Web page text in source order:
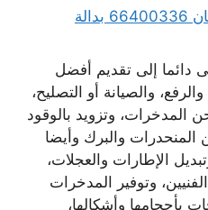
ونش كرين سطحة ام الهيمان 66400336 بدالة
دائما إلى تقديم أفضل
والصيانة أو التصليح،
المدخرات، وتزويد بالوقود
والبرك وأيضا
الإطارات والعجلات،
وتوفير المدخرات
بأحجامها وأشكالها،